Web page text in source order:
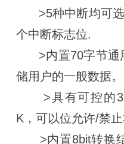
>5种中断均可选
个中断标志位.
>内置70字节通
储用户的一般数据。
>具有可控的
K，可以位允许/禁止
>内置8bit转换结